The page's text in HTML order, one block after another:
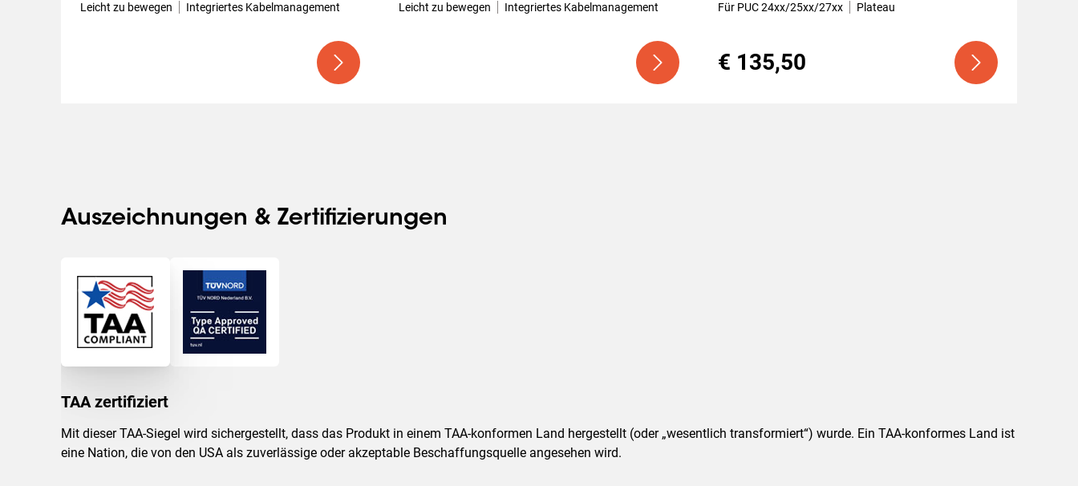
Leicht zu bewegen Integriertes Kabelmanagement Leicht zu bewegen Integriertes Kabelmanagement Für PUC 24xx/25xx/27xx Plateau
€ 135,50
Auszeichnungen & Zertifizierungen
TAA zertifiziert
Mit dieser TAA-Siegel wird sichergestellt, dass das Produkt in einem TAA-konformen Land hergestellt (oder „wesentlich transformiert“) wurde. Ein TAA-konformes Land ist
eine Nation, die von den USA als zuverlässige oder akzeptable Beschaffungsquelle angesehen wird.